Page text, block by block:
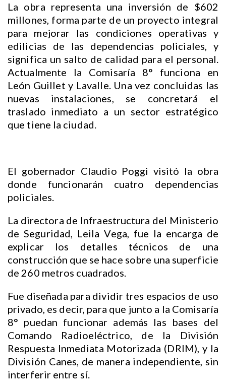
La obra representa una inversión de $602
millones, forma parte de un proyecto integral
para mejorar las condiciones operativas y
edilicias de las dependencias policiales, y
significa un salto de calidad para el personal.
Actualmente la Comisaría 8° funciona en
León Guillet y Lavalle. Una vez concluidas las
nuevas instalaciones, se concretará el
traslado inmediato a un sector estratégico
que tiene la ciudad.
El gobernador Claudio Poggi visitó la obra
donde funcionarán cuatro dependencias
policiales.
La directora de Infraestructura del Ministerio
de Seguridad, Leila Vega, fue la encarga de
explicar los detalles técnicos de una
construcción que se hace sobre una superficie
de 260 metros cuadrados.
Fue diseñada para dividir tres espacios de uso
privado, es decir, para que junto a la Comisaría
8° puedan funcionar además las bases del
Comando Radioeléctrico, de la División
Respuesta Inmediata Motorizada (DRIM), y la
División Canes, de manera independiente, sin
interferir entre sí.